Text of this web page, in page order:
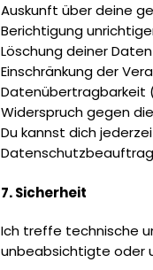
Auskunft über deine
Berichtigung
Löschung deiner Daten
Einschränkung der
Datenübertragbarkeit
Widerspruch gegen
Du kannst dich
7. Sicherheit
Ich treffe technische
unbeabsichtigte oder